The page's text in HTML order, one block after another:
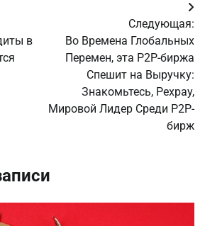
в
Следующая:
Во Времена Глобальных
Перемен, эта P2P-биржа
Спешит на Выручку:
Знакомьтесь, Pexpay,
Мировой Лидер Среди P2P-
бирж